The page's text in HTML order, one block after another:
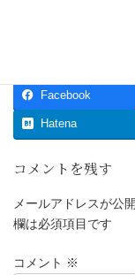
Facebook
Hatena
コメントを残す
メールアドレスが公
欄は必須項目です
コメント ※